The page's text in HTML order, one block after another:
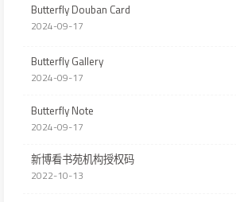
Butterfly Douban Card
2024-09-17
Butterfly Gallery
2024-09-17
Butterfly Note
2024-09-17
新博看书苑机构授权码
2022-10-13